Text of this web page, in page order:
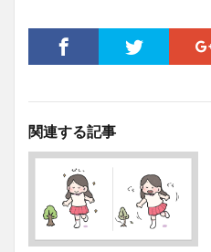
関連する記事